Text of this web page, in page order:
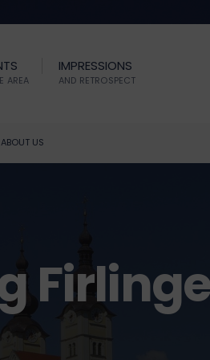
AREA
IMPRESSIONS
AND RETROSPECT
ABOUT US